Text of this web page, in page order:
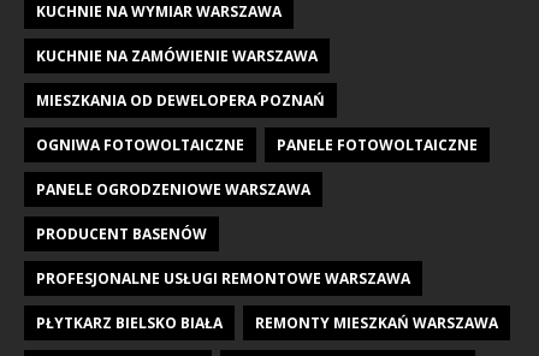
KUCHNIE NA WYMIAR WARSZAWA
KUCHNIE NA ZAMÓWIENIE WARSZAWA
MIESZKANIA OD DEWELOPERA POZNAŃ
OGNIWA FOTOWOLTAICZNE PANELE FOTOWOLTAICZNE
PANELE OGRODZENIOWE WARSZAWA
PRODUCENT BASENÓW
PROFESJONALNE USŁUGI REMONTOWE WARSZAWA
PŁYTKARZ BIELSKO BIAŁA REMONTY MIESZKAŃ WARSZAWA